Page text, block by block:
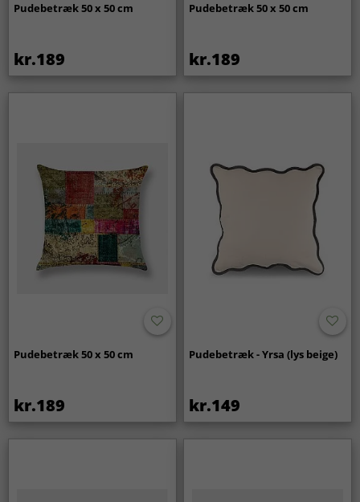
Pudebetræk 50 x 50 cm
kr.189
Pudebetræk 50 x 50 cm
kr.189
Pudebetræk 50 x 50 cm
kr.189
Pudebetræk - Yrsa (lys beige)
kr.149